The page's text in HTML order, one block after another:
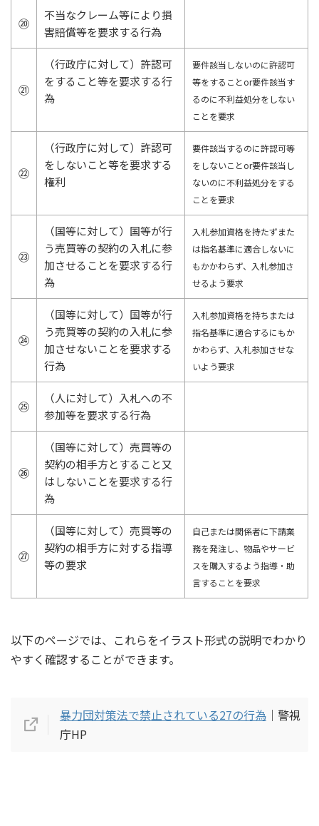
⑳
不当なクレーム等により損
害賠償等を要求する行為
㉑
（行政庁に対して）許認可
をすること等を要求する行
為
要件該当しないのに許認可
等をすることor要件該当す
るのに不利益処分をしない
ことを要求
㉒
（行政庁に対して）許認可
をしないこと等を要求する
権利
要件該当するのに許認可等
をしないことor要件該当し
ないのに不利益処分をする
ことを要求
㉓
（国等に対して）国等が行
う売買等の契約の入札に参
加させることを要求する行
為
入札参加資格を持たずまた
は指名基準に適合しないに
もかかわらず、入札参加さ
せるよう要求
㉔
（国等に対して）国等が行
う売買等の契約の入札に参
加させないことを要求する
行為
入札参加資格を持ちまたは
指名基準に適合するにもか
かわらず、入札参加させな
いよう要求
㉕
（人に対して）入札への不
参加等を要求する行為
㉖
（国等に対して）売買等の
契約の相手方とすること又
はしないことを要求する行
為
㉗
（国等に対して）売買等の
契約の相手方に対する指導
等の要求
自己または関係者に下請業
務を発注し、物品やサービ
スを購入するよう指導・助
言することを要求
以下のページでは、これらをイラスト形式の説明でわかり
やすく確認することができます。
暴力団対策法で禁止されている27の行為｜警視
庁HP